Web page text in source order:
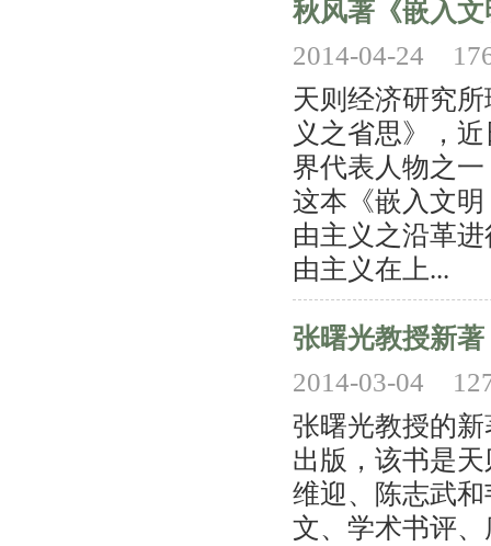
秋风著《嵌入
2014-04-24
天则经济研究
义之省思》，
界代表人物之
这本《嵌入文
由主义之沿革
由主义在上...
张曙光教授新
2014-03-04
张曙光教授的
出版，该书是
维迎、陈志武
文、学术书评